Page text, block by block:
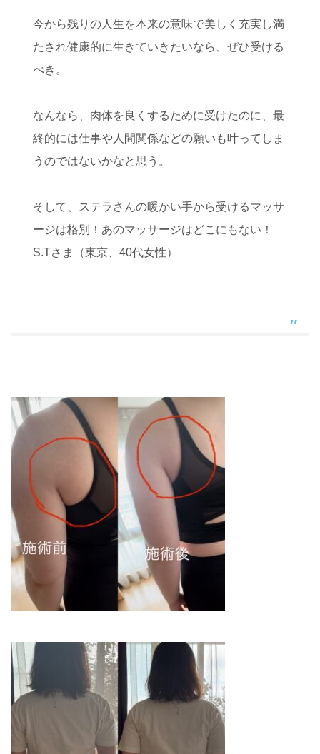
今から残りの人生を本来の意味で美しく充実し満
たされ健康的に生きていきたいなら、ぜひ受ける
べき。
なんなら、肉体を良くするために受けたのに、最
終的には仕事や人間関係などの願いも叶ってしま
うのではないかなと思う。
そして、ステラさんの暖かい手から受けるマッサ
ージは格別！あのマッサージはどこにもない！
S.Tさま（東京、40代女性）